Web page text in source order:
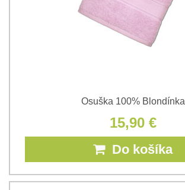
Osuška 100% Blondínka
15,90 €
Do košíka